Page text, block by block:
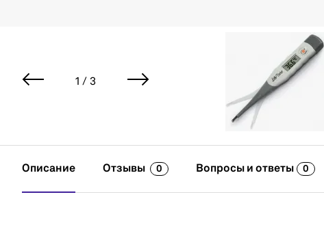
1 / 3
Описание Отзывы 0 Вопросы и ответы 0